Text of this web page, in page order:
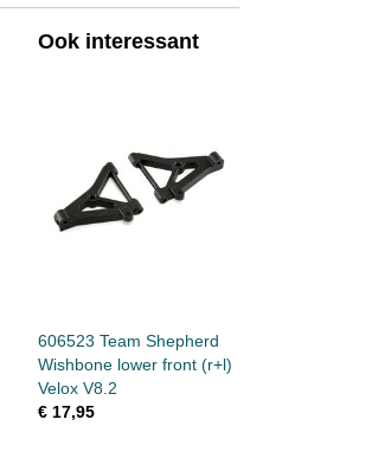
Ook interessant
606523 Team Shepherd
Wishbone lower front (r+l)
Velox V8.2
€ 17,95